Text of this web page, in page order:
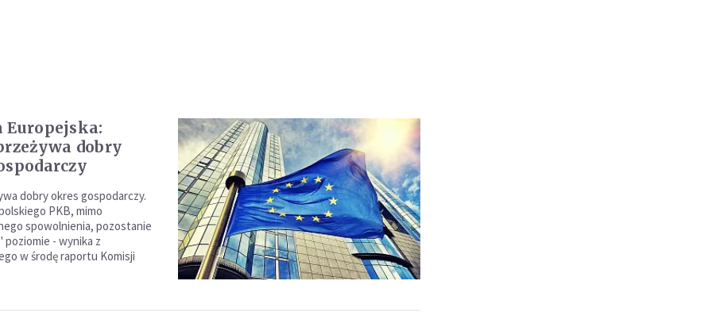
Europejska:
dobry
dobry okres gospodarczy.
PKB, mimo
spowolnienia, pozostanie
poziomie - wynika z
w środę raportu Komisji